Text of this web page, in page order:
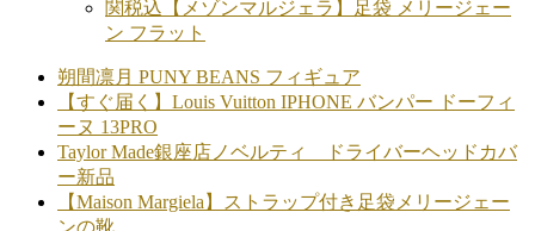
関税込【メゾンマルジェラ】足袋 メリージェー
ン フラット
朔間凛月 PUNY BEANS フィギュア
【すぐ届く】Louis Vuitton IPHONE バンパー ドーフィ
ーヌ 13PRO
Taylor Made銀座店ノベルティ ドライバーヘッドカバ
ー新品
【Maison Margiela】ストラップ付き足袋メリージェー
ンの靴